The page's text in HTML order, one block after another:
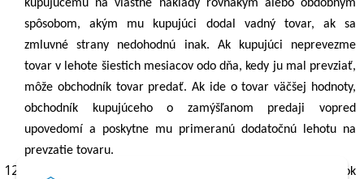
kupujúcemu na vlastné náklady rovnakým alebo obdobným
spôsobom, akým mu kupujúci dodal vadný tovar, ak sa
zmluvné strany nedohodnú inak. Ak kupujúci neprevezme
tovar v lehote šiestich mesiacov odo dňa, kedy ju mal prevziať,
môže obchodník tovar predať. Ak ide o tovar väčšej hodnoty,
obchodník kupujúceho o zamýšľanom predaji vopred
upovedomí a poskytne mu primeranú dodatočnú lehotu na
prevzatie tovaru.
Obchodník bezodkladne po predaji vyplatí kupujúcemu výťažok